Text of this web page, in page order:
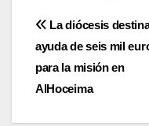
de
entradas
La diócesis
ayuda de seis mil
para la misión en
AlHoceima